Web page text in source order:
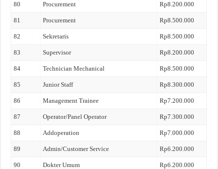
80 Procurement Rp8.200.000
81 Procurement Rp8.500.000
82 Sekretaris Rp8.500.000
83 Supervisor Rp8.200.000
84 Technician Mechanical Rp8.500.000
85 Junior Staff Rp8.300.000
86 Management Trainee Rp7.200.000
87 Operator/Panel Operator Rp7.300.000
88 Addoperation Rp7.000.000
89 Admin/Customer Service Rp6.200.000
90 Dokter Umum Rp6.200.000